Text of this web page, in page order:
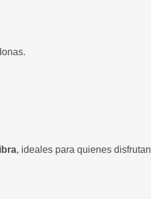
, ideales para quienes disfrutan